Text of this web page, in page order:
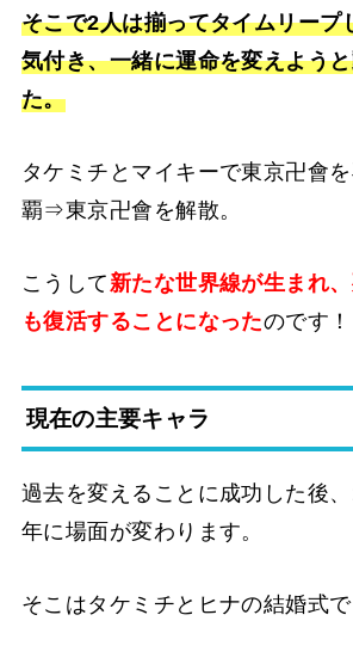
そこで2人は揃ってタイムリープ
気付き、一緒に運命を変えよう
た。
タケミチとマイキーで東京卍會
覇⇒東京卍會を解散。
こうして新たな世界線が生まれ
も復活することになったのです！
現在の主要キャラ
過去を変えることに成功した後
年に場面が変わります。
そこはタケミチとヒナの結婚式で